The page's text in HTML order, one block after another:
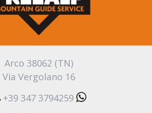
Arco 38062 (TN)
Via Vergolano 16
+39 347 3794259